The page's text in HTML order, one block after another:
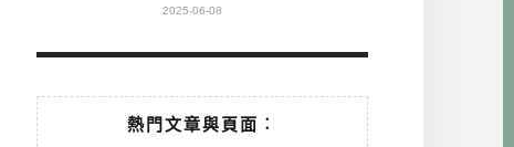
2025-06-08
熱門文章與頁面︰